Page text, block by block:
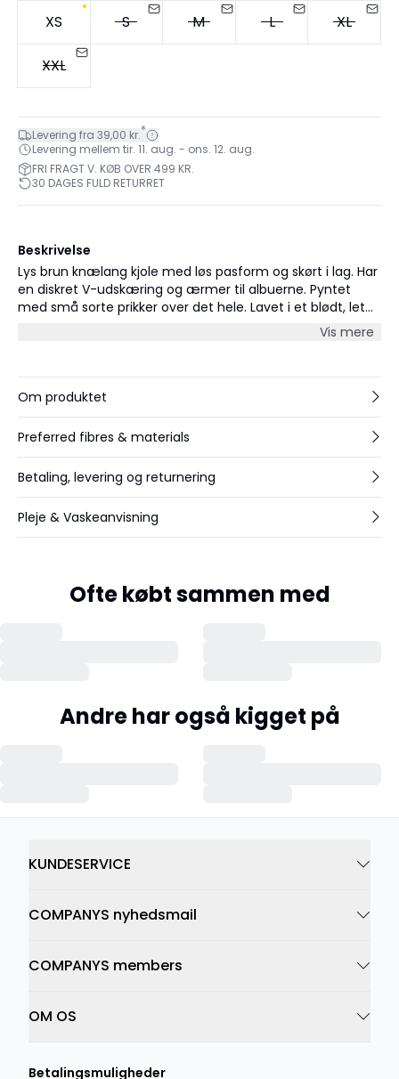
XS S M L XL
XXL
Levering fra 39,00 kr.*
Levering mellem tir. 11. aug. - ons. 12. aug.
FRI FRAGT V. KØB OVER 499 KR.
30 DAGES FULD RETURRET
Beskrivelse
Lys brun knælang kjole med løs pasform og skørt i lag. Har
en diskret V-udskæring og ærmer til albuerne. Pyntet
med små sorte prikker over det hele. Lavet i et blødt, let
Vis mere
Om produktet
Preferred fibres & materials
Betaling, levering og returnering
Pleje & Vaskeanvisning
Ofte købt sammen med
Andre har også kigget på
KUNDESERVICE
COMPANYS nyhedsmail
COMPANYS members
OM OS
Betalingsmuligheder